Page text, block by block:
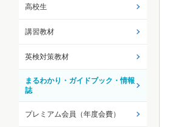
高校生
講習教材
英検対策教材
まるわかり・ガイドブック・情報
誌
プレミアム会員（年度会費）